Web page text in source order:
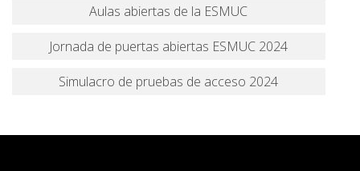
Aulas abiertas de la ESMUC
Jornada de puertas abiertas ESMUC 2024
Simulacro de pruebas de acceso 2024